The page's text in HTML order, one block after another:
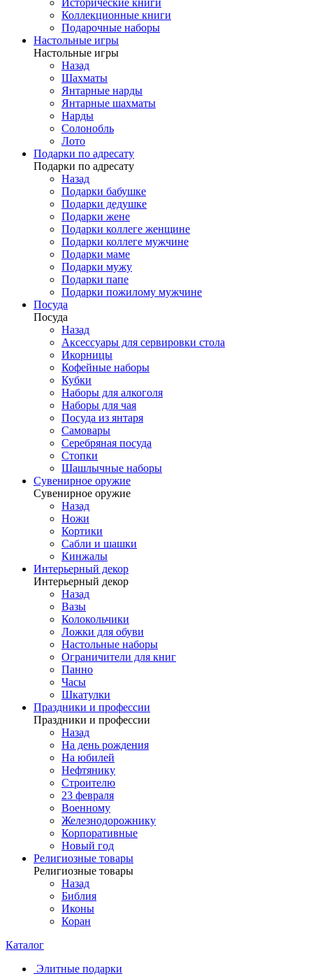
Исторические книги
Коллекционные книги
Подарочные наборы
Настольные игры
Настольные игры
Назад
Шахматы
Янтарные нарды
Янтарные шахматы
Нарды
Солонобль
Лото
Подарки по адресату
Подарки по адресату
Назад
Подарки бабушке
Подарки дедушке
Подарки жене
Подарки коллеге женщине
Подарки коллеге мужчине
Подарки маме
Подарки мужу
Подарки папе
Подарки пожилому мужчине
Посуда
Посуда
Назад
Аксессуары для сервировки стола
Икорницы
Кофейные наборы
Кубки
Наборы для алкоголя
Наборы для чая
Посуда из янтаря
Самовары
Серебряная посуда
Стопки
Шашлычные наборы
Сувенирное оружие
Сувенирное оружие
Назад
Ножи
Кортики
Сабли и шашки
Кинжалы
Интерьерный декор
Интерьерный декор
Назад
Вазы
Колокольчики
Ложки для обуви
Настольные наборы
Ограничители для книг
Панно
Часы
Шкатулки
Праздники и профессии
Праздники и профессии
Назад
На день рождения
На юбилей
Нефтянику
Строителю
23 февраля
Военному
Железнодорожнику
Корпоративные
Новый год
Религиозные товары
Религиозные товары
Назад
Библия
Иконы
Коран
Каталог
Элитные подарки